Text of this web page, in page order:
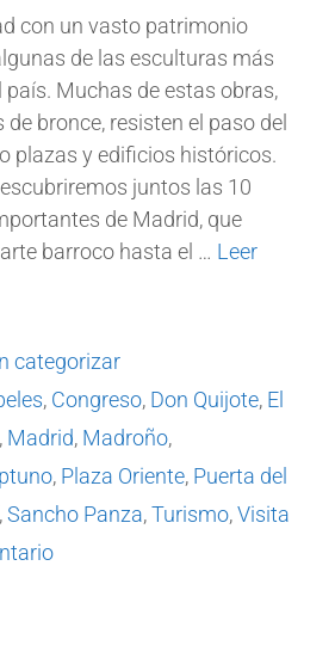
con un vasto patrimonio
de las esculturas más
Muchas de estas obras,
bronce, resisten el paso del
plazas y edificios históricos.
juntos las 10
de Madrid, que
barroco hasta el … Leer
categorizar
, Congreso, Don Quijote, El
, Madrid, Madroño,
, Plaza Oriente, Puerta del
,Sancho Panza,Turismo,Visita